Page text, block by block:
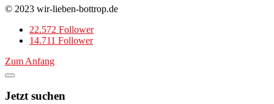
© 2023 wir-lieben-bottrop.de
22.572 Follower
14.711 Follower
Zum Anfang
Jetzt suchen